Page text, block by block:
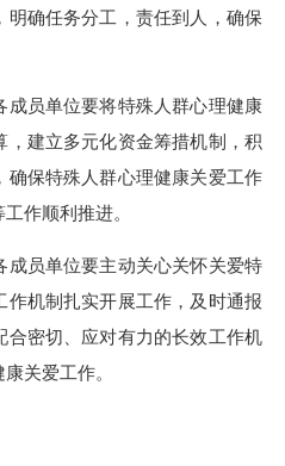
确任务分工，责任到人，确保
员单位要将特殊人群心理健康
，建立多元化资金筹措机制，积
确保特殊人群心理健康关爱工作
作顺利推进。
员单位要主动关心关怀关爱特
机制扎实开展工作，及时通报
合密切、应对有力的长效工作机
关爱工作。